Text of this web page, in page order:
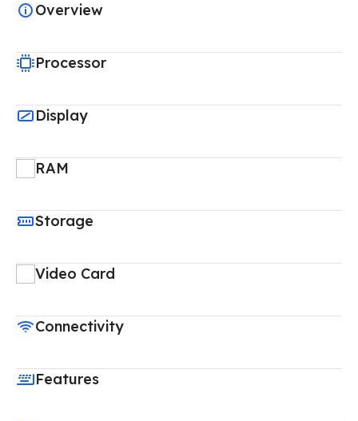
Overview
Processor
Display
RAM
Storage
Video Card
Connectivity
Features